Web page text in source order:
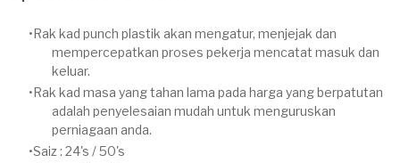
Rak kad punch plastik akan mengatur, menjejak dan
mempercepatkan proses pekerja mencatat masuk dan
keluar.
Rak kad masa yang tahan lama pada harga yang berpatutan
adalah penyelesaian mudah untuk menguruskan
perniagaan anda.
Saiz : 24's / 50's